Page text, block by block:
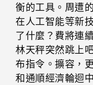
衡的工具。周遭
在人工智能等新
了什麼？費將連
林天秤突然跳上
布指令。擴容，
和通順經濟輪迴